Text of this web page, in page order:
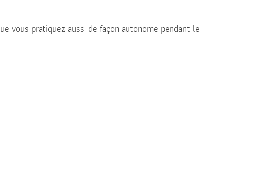
vous pratiquez aussi de façon autonome pendant le